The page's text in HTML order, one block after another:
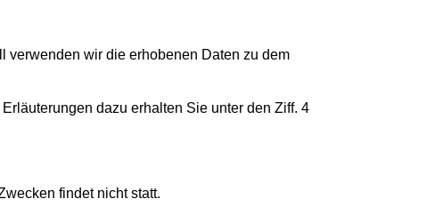
verwenden wir die erhobenen Daten zu dem
dazu erhalten Sie unter den Ziff. 4
findet nicht statt.